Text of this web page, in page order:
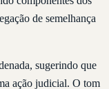
de semelhança
sugerindo que
ação judicial. O tom